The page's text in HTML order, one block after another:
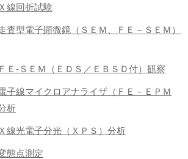
線回折試験
査型電子顕微鏡（ＳＥＭ、ＦＥ－ＳＥＭ）
Ｅ-ＳＥＭ（ＥＤＳ／ＥＢＳＤ付）観察
子線マイクロアナライザ（ＦＥ－ＥＰＭ
析
線光電子分光（ＸＰＳ）分析
態点測定